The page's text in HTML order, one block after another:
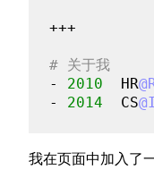
+++
# 关于我
- 2010
  HR
- 2014
  CS
我在页面中加入了